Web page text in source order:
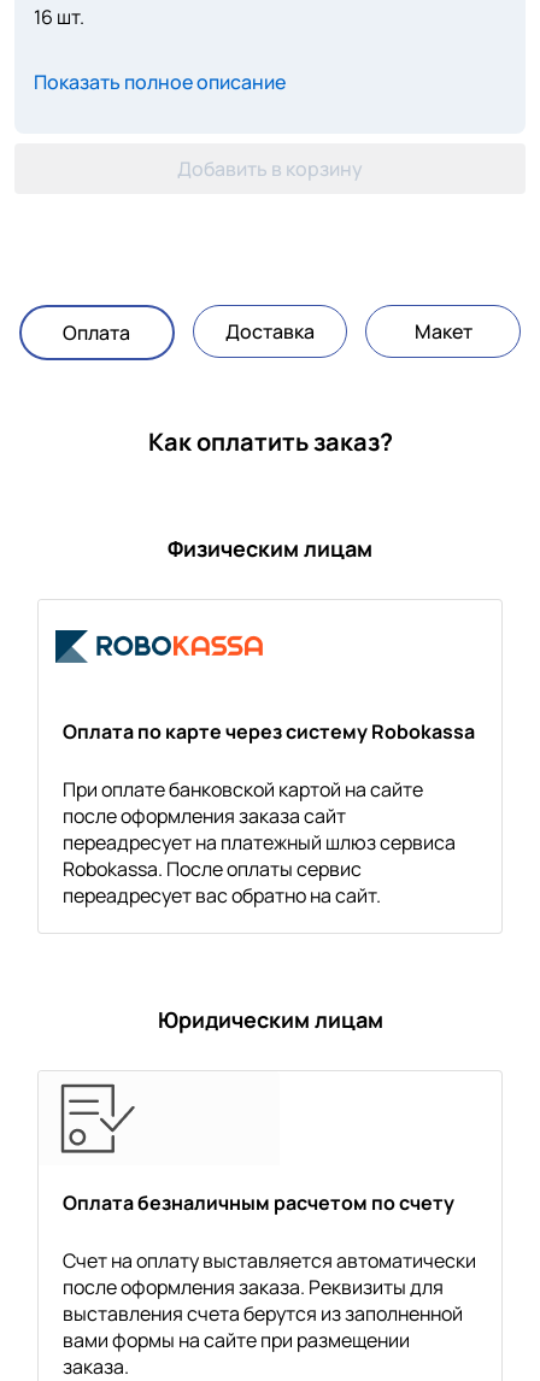
16 шт.
Показать полное описание
Добавить в корзину
Оплата Доставка Макет
Как оплатить заказ?
Физическим лицам
Оплата по карте через систему Robokassa
При оплате банковской картой на сайте
после оформления заказа сайт
переадресует на платежный шлюз сервиса
Robokassa. После оплаты сервис
переадресует вас обратно на сайт.
Юридическим лицам
Оплата безналичным расчетом по счету
Счет на оплату выставляется автоматически
после оформления заказа. Реквизиты для
выставления счета берутся из заполненной
вами формы на сайте при размещении
заказа.